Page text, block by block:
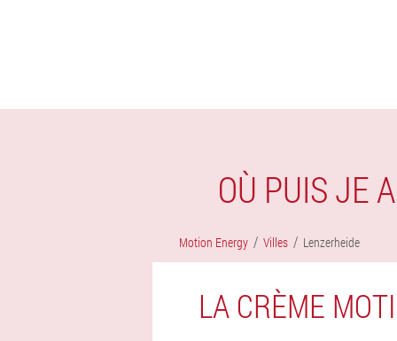
OÙ PUIS JE
Motion Energy Villes Lenzerheide
LA CRÈME